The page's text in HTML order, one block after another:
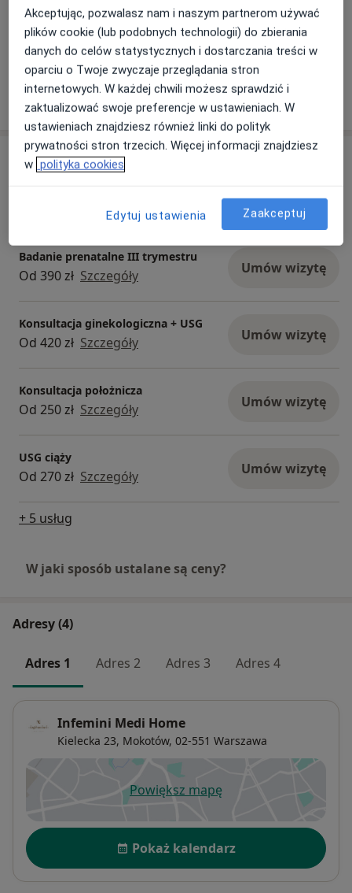
BORAMED - ul. Bora-Komorowskiego 21 lok. 307;
Warszawa Praga Południe
Pokaż więcej aktualności (2)
Usługi i ceny
Szczegóły Umów wizytę
Badanie prenatalne III trymestru
Od 390 zł Szczegóły Umów wizytę
Konsultacja ginekologiczna + USG
Od 420 zł Szczegóły Umów wizytę
Konsultacja położnicza
Od 250 zł Szczegóły Umów wizytę
USG ciąży
Od 270 zł Szczegóły Umów wizytę
+ 5 usług
W jaki sposób ustalane są ceny?
Adresy (4)
Adres 1 Adres 2 Adres 3 Adres 4
Infemini Medi Home
Kielecka 23, Mokotów, 02-551 Warszawa
Powiększ mapęotwiera się w nowej karcie
Dostępność
Pokaż kalendarz
Akceptując, pozwalasz nam i naszym partnerom używać
plików cookie (lub podobnych technologii) do zbierania
danych do celów statystycznych i dostarczania treści w
oparciu o Twoje zwyczaje przeglądania stron
internetowych. W każdej chwili możesz sprawdzić i
zaktualizować swoje preferencje w ustawieniach. W
ustawieniach znajdziesz również linki do polityk
prywatności stron trzecich. Więcej informacji znajdziesz
w polityka cookies
Edytuj ustawienia Zaakceptuj